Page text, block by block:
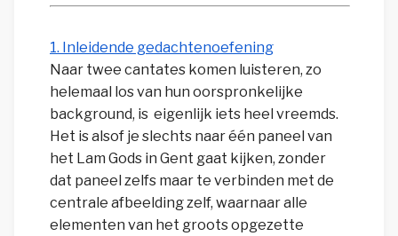
1. Inleidende gedachtenoefening
Naar twee cantates komen luisteren, zo
helemaal los van hun oorspronkelijke
background, is eigenlijk iets heel vreemds.
Het is alsof je slechts naar één paneel van
het Lam Gods in Gent gaat kijken, zonder
dat paneel zelfs maar te verbinden met de
centrale afbeelding zelf, waarnaar alle
elementen van het groots opgezette